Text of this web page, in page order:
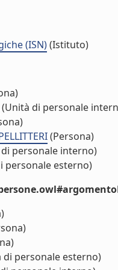
(ISN)(Istituto)
(Unità di personale
(Persona)
personale interno)
personale esterno)
di personale esterno)